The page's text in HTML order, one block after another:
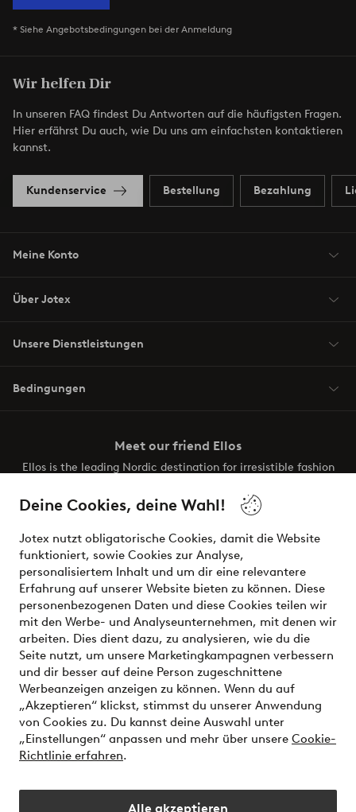
Deine Cookies, deine Wahl!
Jotex nutzt obligatorische Cookies, damit die Website
funktioniert, sowie Cookies zur Analyse,
personalisiertem Inhalt und um dir eine relevantere
Erfahrung auf unserer Website bieten zu können. Diese
personenbezogenen Daten und diese Cookies teilen wir
mit den Werbe- und Analyseunternehmen, mit denen wir
arbeiten. Dies dient dazu, zu analysieren, wie du die
Seite nutzt, um unsere Marketingkampagnen verbessern
und dir besser auf deine Person zugeschnittene
Werbeanzeigen anzeigen zu können. Wenn du auf
„Akzeptieren“ klickst, stimmst du unserer Anwendung
von Cookies zu. Du kannst deine Auswahl unter
„Einstellungen“ anpassen und mehr über unsere Cookie-
Richtlinie erfahren.
Alle akzeptieren
* Siehe Angebotsbedingungen bei der Anmeldung
Wir helfen Dir
In unseren FAQ findest Du Antworten auf die häufigsten Fragen.
Hier erfährst Du auch, wie Du uns am einfachsten kontaktieren
kannst.
Kundenservice Bestellung Bezahlung
Meine Konto
Über Jotex
Unsere Dienstleistungen
Bedingungen
Meet our friend Ellos
Ellos is the leading Nordic destination for irresistible fashion
the latest trends, curated to make finding your next look
effortless. It’s all here.
Visit Ellos
Sichere Zahlungen - Jetzt bezahlen oder aufteilen
Möchtest du mehr über unsere
Zahlungsmöglichkeitenerfahren?